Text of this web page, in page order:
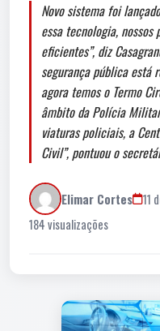
Novo sistema foi
essa tecnologia,
eficientes”, diz
segurança pública está
agora temos o Termo
âmbito da Polícia
viaturas policiais, a
Civil”, pontuou o
Elimar Cortes 11
184 visualizações